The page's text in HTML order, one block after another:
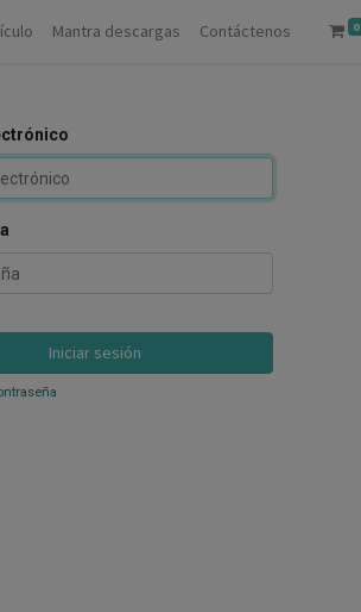
Mantra descargas Contáctenos 0
Iniciar sesión